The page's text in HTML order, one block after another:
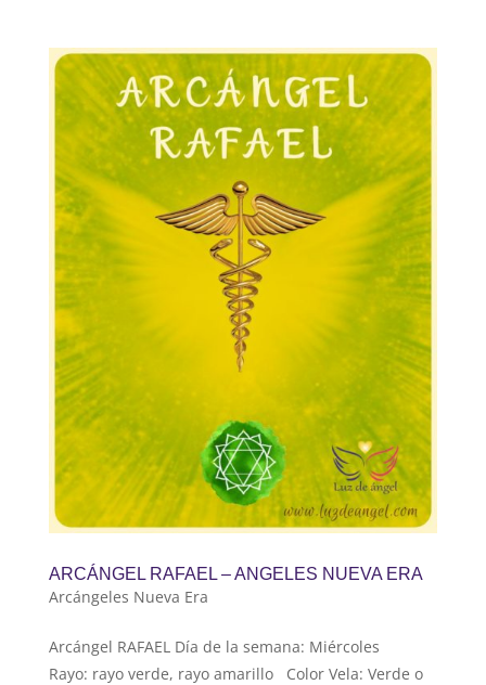
ARCÁNGEL RAFAEL – ANGELES NUEVA ERA
Arcángeles Nueva Era
Arcángel RAFAEL Día de la semana: Miércoles
Rayo: rayo verde, rayo amarillo Color Vela: Verde o